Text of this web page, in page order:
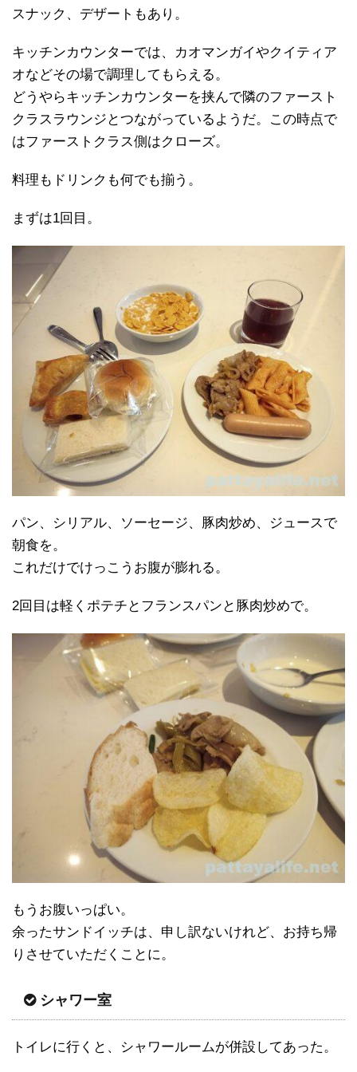
スナック、デザートもあり。
キッチンカウンターでは、カオマンガイやクイティア
オなどその場で調理してもらえる。
どうやらキッチンカウンターを挟んで隣のファースト
クラスラウンジとつながっているようだ。この時点で
はファーストクラス側はクローズ。
料理もドリンクも何でも揃う。
まずは1回目。
パン、シリアル、ソーセージ、豚肉炒め、ジュースで
朝食を。
これだけでけっこうお腹が膨れる。
2回目は軽くポテチとフランスパンと豚肉炒めで。
もうお腹いっぱい。
余ったサンドイッチは、申し訳ないけれど、お持ち帰
りさせていただくことに。
シャワー室
トイレに行くと、シャワールームが併設してあった。